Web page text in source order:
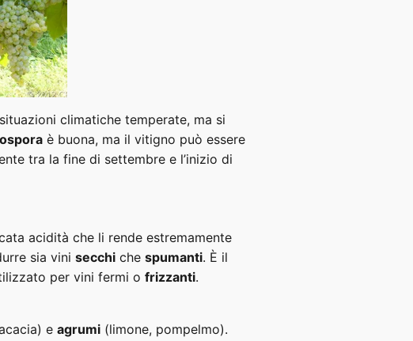
climatiche temperate, ma si
è buona, ma il vitigno può essere
tra la fine di settembre e l’inizio di
acidità che li rende estremamente
sia vini secchi che spumanti. È il
per vini fermi o frizzanti.
e agrumi (limone, pompelmo).